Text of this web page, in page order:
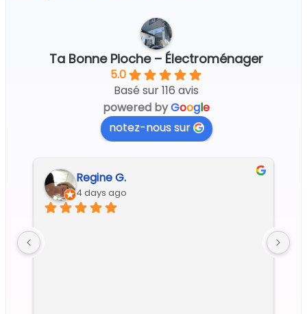
Ta Bonne Pioche – Électroménager
5.0
Basé sur 116 avis
powered byGoogle
notez-nous sur
Regine G.
4 days ago